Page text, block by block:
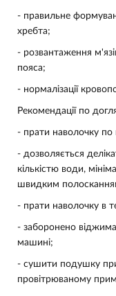
- правильне
хребта;
- розвантаження
пояса;
- нормалізації
Рекомендації по
- прати наволочку по
- дозволяється
кількістю води,
швидким
- прати наволочку в
- заборонено
машині;
- сушити подушку
провітрюваному